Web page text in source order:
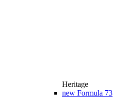
Heritage
new Formula 73